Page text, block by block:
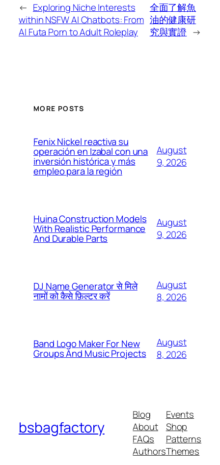
← Exploring Niche Interests
within NSFW AI Chatbots: From
AI Futa Porn to Adult Roleplay
全面了解魚
油的健康研
究與實證 →
MORE POSTS
Fenix Nickel reactiva su
operación en Izabal con una
inversión histórica y más
empleo para la región
August
9, 2026
Huina Construction Models
With Realistic Performance
And Durable Parts
August
9, 2026
DJ Name Generator से मिले
नामों को कैसे फ़िल्टर करें
August
8, 2026
Band Logo Maker For New
Groups And Music Projects
August
8, 2026
bsbagfactory
Blog
About
FAQs
Authors
Events
Shop
Patterns
Themes